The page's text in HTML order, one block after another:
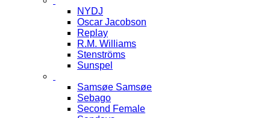
NYDJ
Oscar Jacobson
Replay
R.M. Williams
Stenströms
Sunspel
Samsøe Samsøe
Sebago
Second Female